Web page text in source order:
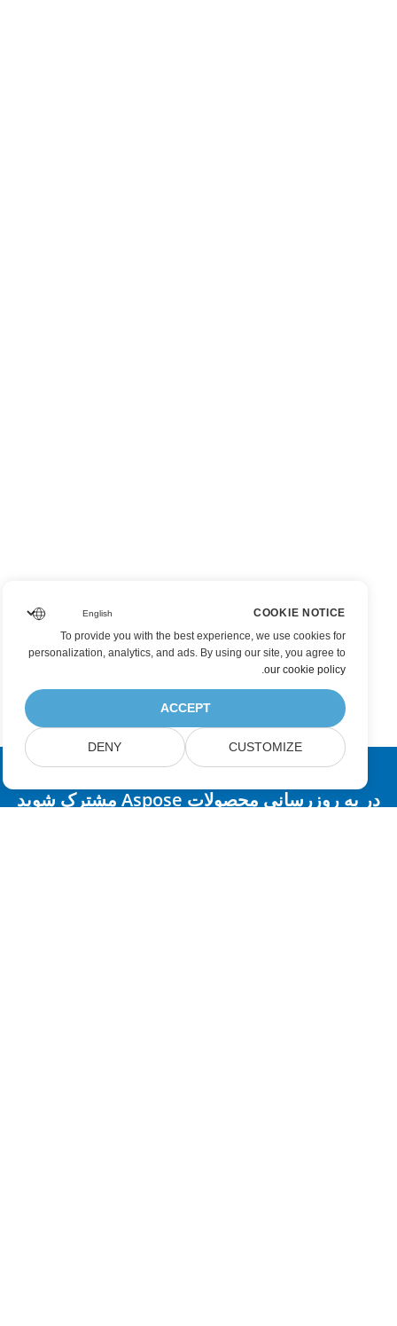
در به روزرسانی محصولات Aspose مشترک شوید
COOKIE NOTICE
To provide you with the best experience, we use cookies for
personalization, analytics, and ads. By using our site, you agree to
our cookie policy
.
ACCEPT
CUSTOMIZE
DENY